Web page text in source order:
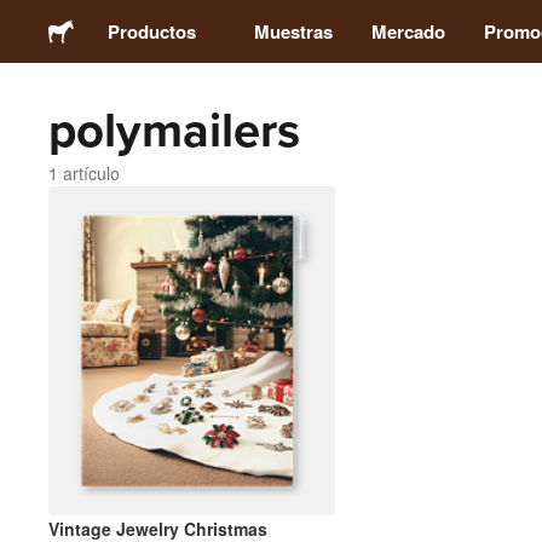
Productos
Stickers
Imanes
Chapas
Packaging
Ropa
Muestras Mercado
polymailers
1 artículo
Vintage Jewelry Christmas